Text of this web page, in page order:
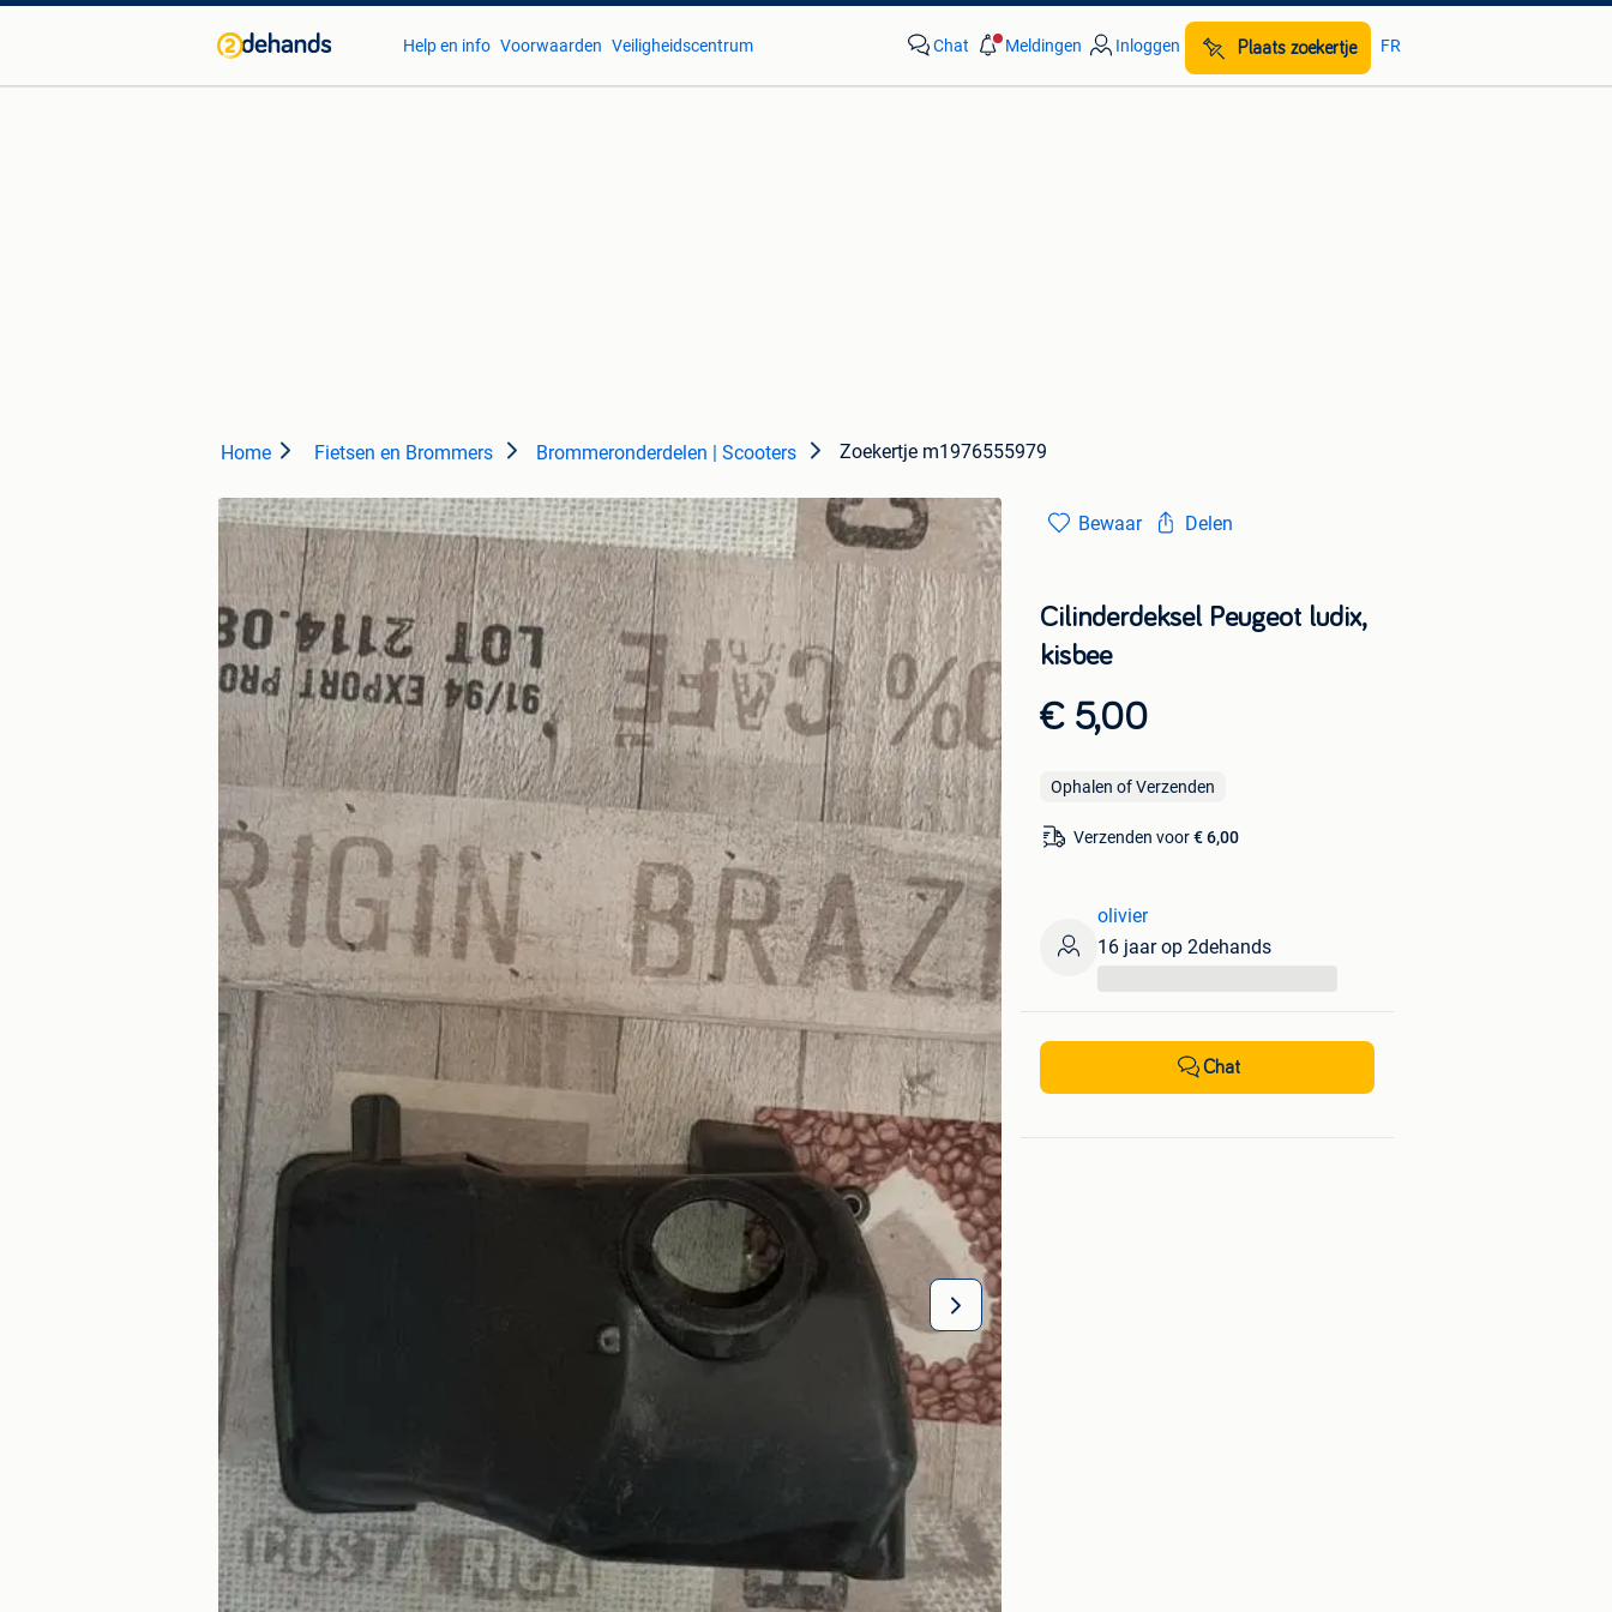
Help en info Voorwaarden Veiligheidscentrum Chat Meldingen Inloggen Plaats zoekertje FR
Home Fietsen en Brommers Brommeronderdelen | Scooters Zoekertje m1976555979
Bewaar Delen
Cilinderdeksel Peugeot ludix,
kisbee
€ 5,00
Ophalen of Verzenden
Verzenden voor€ 6,00
olivier
16 jaar op 2dehands
Chat